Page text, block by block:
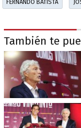
FERNANDO BATISTA
También te